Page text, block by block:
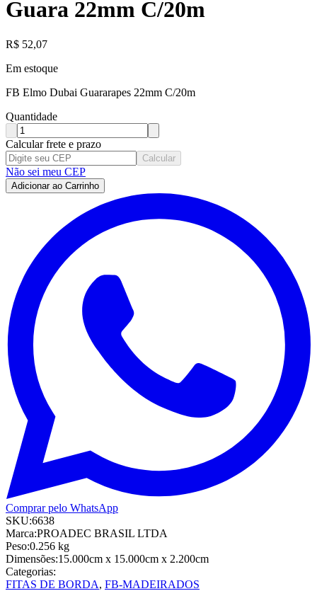
Guara 22mm C/20m
R$ 52,07
Em estoque
FB Elmo Dubai Guararapes 22mm C/20m
Quantidade
Calcular frete e prazo
Calcular
Não sei meu CEP
Adicionar ao Carrinho
Comprar pelo WhatsApp
SKU:6638
Marca:PROADEC BRASIL LTDA
Peso:0.256 kg
Dimensões:15.000cm x 15.000cm x 2.200cm
Categorias:
FITAS DE BORDA, FB-MADEIRADOS